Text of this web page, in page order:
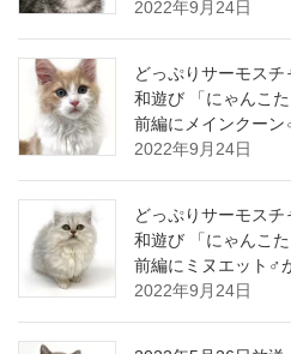
2022年9月24日
どっぷりサーモス
和遊び 「にゃんこ
前編にメインクー
2022年9月24日
どっぷりサーモス
和遊び 「にゃんこ
前編にミヌエット♂
2022年9月24日